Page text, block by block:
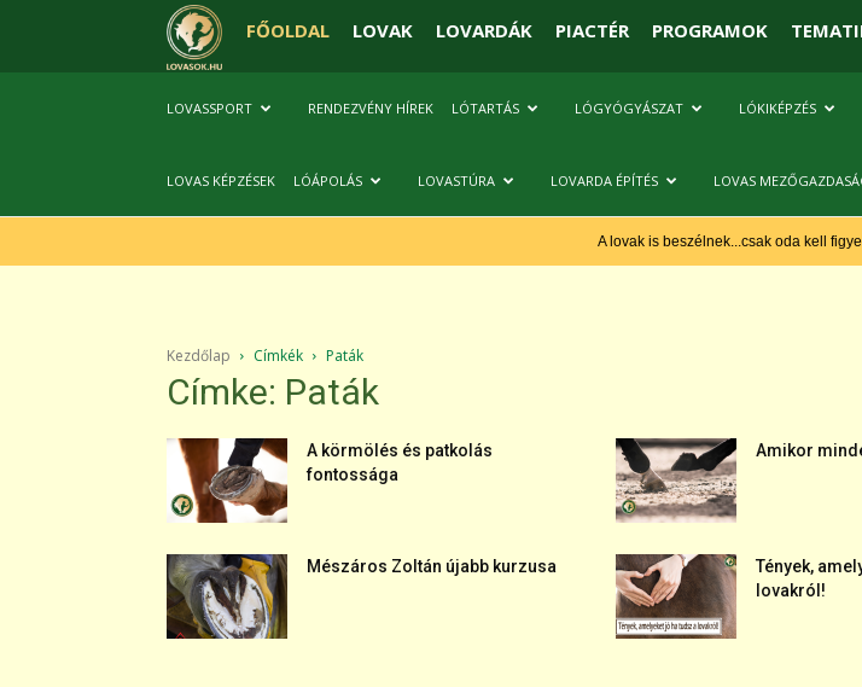
FŐOLDAL LOVAK LOVARDÁK PIACTÉR PROGRAMOK
LOVASSPORT RENDEZVÉNY HÍREK LÓTARTÁS LÓGYÓGYÁSZAT LÓKIKÉPZÉS
LOVAS KÉPZÉSEK LÓÁPOLÁS LOVASTÚRA LOVARDA ÉPÍTÉS LOVAS
A lovak is beszélnek...csak oda kell
Kezdőlap Címkék Paták
Címke: Paták
A körmölés és patkolás
fontossága
Amikor
Mészáros Zoltán újabb kurzusa
Tények,
lovakról!